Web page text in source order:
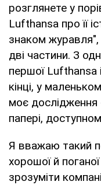
розглянете у
Lufthansa про її
знаком журавля",
дві частини. З
першої Lufthansa
кінці, у
моє дослідження
папері,
Я вважаю такий
хорошої й
зрозуміти